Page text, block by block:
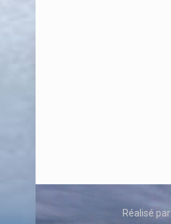
Réalisé par